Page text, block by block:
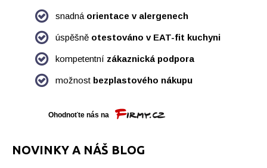
snadná orientace v alergenech
úspěšně otestováno v EAT-fit kuchyni
kompetentní zákaznická podpora
možnost bezplastového nákupu
NOVINKY A NÁŠ BLOG